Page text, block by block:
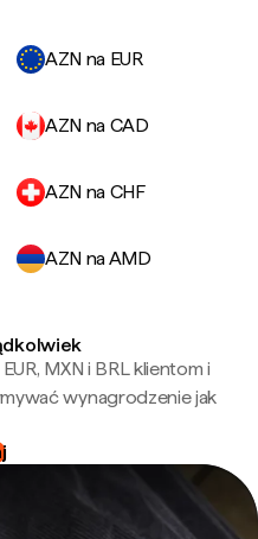
AZN na EUR
AZN na CAD
AZN na CHF
AZN na AMD
MXN i BRL klientom i
wynagrodzenie jak